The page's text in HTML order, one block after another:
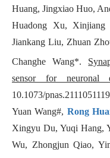
Huang, Jingxiao Huo,
Huadong Xu, Xinjiang
Jiankang Liu, Zhuan
Changhe Wang*.
sensor for neuronal
10.1073/
Yuan Wang#, Rong
Xingyu Du, Yuqi Hang,
Wu, Zhongjun Qiao,